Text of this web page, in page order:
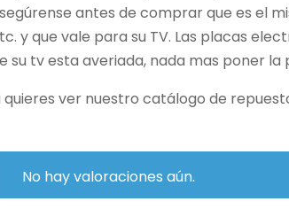
antes de comprar que es el
y que vale para su TV. Las placas
su tv esta averiada, nada mas poner
quieres ver nuestro catálogo de
No hay valoraciones aún.